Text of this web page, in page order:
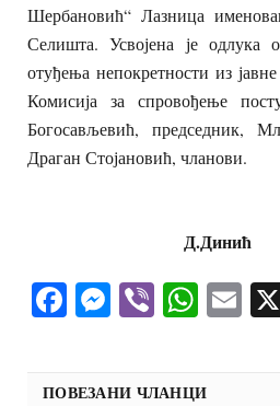
Шербановић“ Лазница
Селишта. Усвојена је одлука
отуђења непокретности из
Комисија за спровођење
Богосављевић, председник,
Драган Стојановић, чланови.
Д.Динић
Facebook
Messenger
Viber
ПОВЕЗАНИ ЧЛАНЦИ